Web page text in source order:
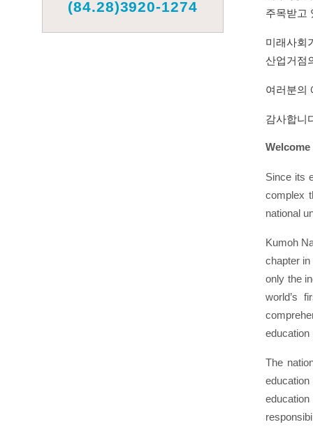
(84.28)3920-1274
주목받고
미래사회
산업거점
여러분의
감사합니
Since its
complex
national
Kumoh
chapter
only the
world’s
education
The